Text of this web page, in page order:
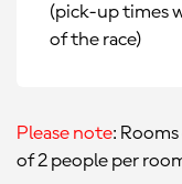
(pick-up times
of the race)
Please note:
of 2 people per